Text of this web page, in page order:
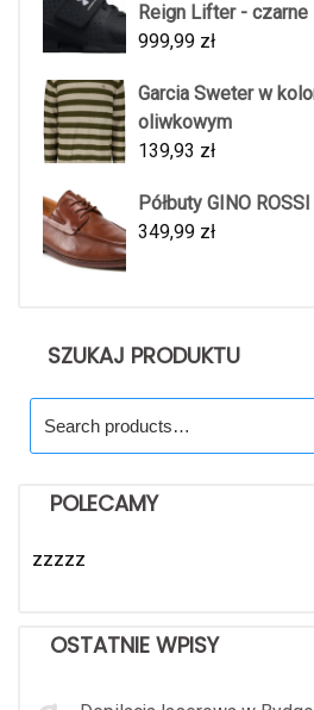
Reign Lifter - czarne
999,99 zł
Garcia Sweter w
oliwkowym
139,93 zł
Półbuty GINO
349,99 zł
SZUKAJ PRODUKTU
for:
POLECAMY
zzzzz
OSTATNIE WPISY